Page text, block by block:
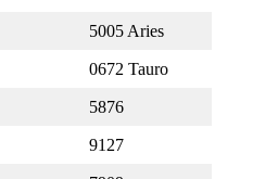
5005 Aries
0672 Tauro
5876
9127